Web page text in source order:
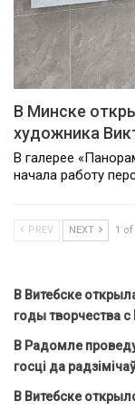
В Минске
художника
В галерее
начала работу
PREV NEXT 1 of
В Витебске
годы творчества
В Радомле
госці да
В Витебске